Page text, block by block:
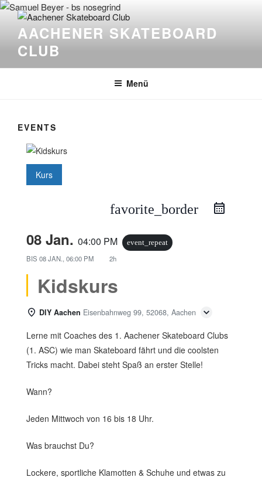
Zum
Inhalt
springenAACHENER SKATEBOARD
CLUB
Menü
EVENTS
Kurs
favorite_border
08 Jan. 04:00 PM event_repeat
BIS 08 JAN., 06:00 PM 2h
Kidskurs
DIY Aachen Eisenbahnweg 99, 52068, Aachen
Lerne mit Coaches des 1. Aachener Skateboard Clubs
(1. ASC) wie man Skateboard fährt und die coolsten
Tricks macht. Dabei steht Spaß an erster Stelle!
Wann?
Jeden Mittwoch von 16 bis 18 Uhr.
Was brauchst Du?
Lockere, sportliche Klamotten & Schuhe und etwas zu